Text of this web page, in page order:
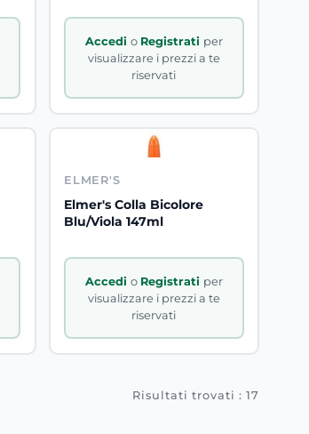
Accedi o Registrati per
visualizzare i prezzi a te
riservati
ELMER'S
Elmer's Colla Bicolore
Blu/Viola 147ml
Accedi o Registrati per
visualizzare i prezzi a te
riservati
Risultati trovati : 17